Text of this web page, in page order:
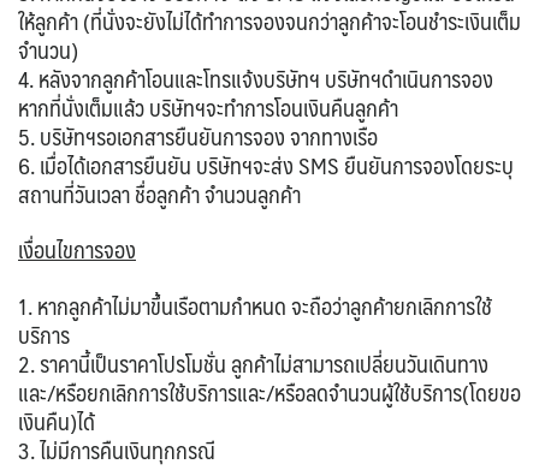
ให้ลูกค้า (ที่นั่งจะยังไม่ได้ทำการจองจนกว่าลูกค้าจะโอนชำระเงินเต็ม
จำนวน)
4. หลังจากลูกค้าโอนและโทรแจ้งบริษัทฯ บริษัทฯดำเนินการจอง
หากที่นั่งเต็มแล้ว บริษัทฯจะทำการโอนเงินคืนลูกค้า
5. บริษัทฯรอเอกสารยืนยันการจอง จากทางเรือ
6. เมื่อได้เอกสารยืนยัน บริษัทฯจะส่ง SMS ยืนยันการจองโดยระบุ
สถานที่วันเวลา ชื่อลูกค้า จำนวนลูกค้า
เงื่อนไขการจอง
1. หากลูกค้าไม่มาขึ้นเรือตามกำหนด จะถือว่าลูกค้ายกเลิกการใช้
บริการ
2. ราคานี้เป็นราคาโปรโมชั่น ลูกค้าไม่สามารถเปลี่ยนวันเดินทาง
และ/หรือยกเลิกการใช้บริการและ/หรือลดจำนวนผู้ใช้บริการ(โดยขอ
เงินคืน)ได้
3. ไม่มีการคืนเงินทุกกรณี